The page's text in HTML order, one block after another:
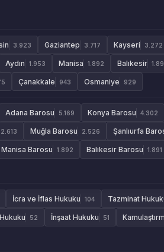
3.923 Gaziantep 3.717 Kayseri 3.272
Aydın 1.953 Manisa 1.892 Balıkesir
Çanakkale 943 Osmaniye 929
Adana Barosu 5.169 Konya Barosu 4.302
2.613 Muğla Barosu 2.526 Şanlıurfa
Manisa Barosu 1.892 Balıkesir Barosu 1.891
İcra ve İflas Hukuku 104 Tazminat
52 İnşaat Hukuku 51